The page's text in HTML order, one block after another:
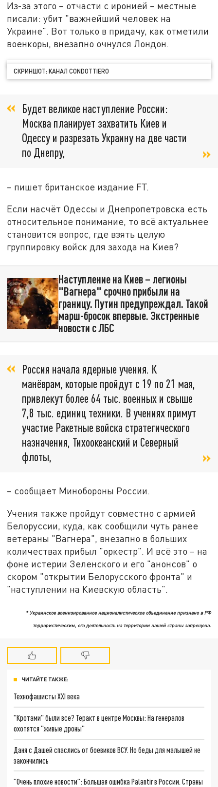
Из-за этого – отчасти с иронией – местные
писали: убит "важнейший человек на
Украине". Вот только в придачу, как отметили
военкоры, внезапно очнулся Лондон.
СКРИНШОТ: КАНАЛ CONDOTTIERO
Будет великое наступление России:
Москва планирует захватить Киев и
Одессу и разрезать Украину на две части
по Днепру,
– пишет британское издание FT.
Если насчёт Одессы и Днепропетровска есть
относительное понимание, то всё актуальнее
становится вопрос, где взять целую
группировку войск для захода на Киев?
Наступление на Киев – легионы
"Вагнера" срочно прибыли на
границу. Путин предупреждал. Такой
марш-бросок впервые. Экстренные
новости с ЛБС
Россия начала ядерные учения. К
манёврам, которые пройдут с 19 по 21 мая,
привлекут более 64 тыс. военных и свыше
7,8 тыс. единиц техники. В учениях примут
участие Ракетные войска стратегического
назначения, Тихоокеанский и Северный
флоты,
– сообщает Минобороны России.
Учения также пройдут совместно с армией
Белоруссии, куда, как сообщили чуть ранее
ветераны "Вагнера", внезапно в больших
количествах прибыл "оркестр". И всё это – на
фоне истерии Зеленского и его "анонсов" о
скором "открытии Белорусского фронта" и
"наступлении на Киевскую область".
* Украинское военизированное националистическое объединение признано в РФ
террористическим, его деятельность на территории нашей страны запрещена.
ЧИТАЙТЕ ТАКЖЕ:
Технофашисты XXI века
"Кротами" были все? Теракт в центре Москвы: На генералов
охотятся "живые дроны"
Даня с Дашей спаслись от боевиков ВСУ. Но беды для малышей не
закончились
"Очень плохие новости": Большая ошибка Palantir в России. Страны